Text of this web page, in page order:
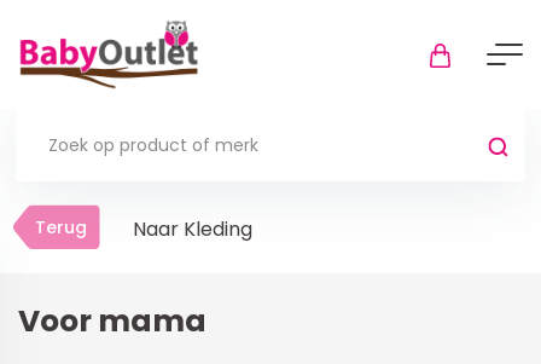
Terug
Terug Naar Kleding
Voor mama